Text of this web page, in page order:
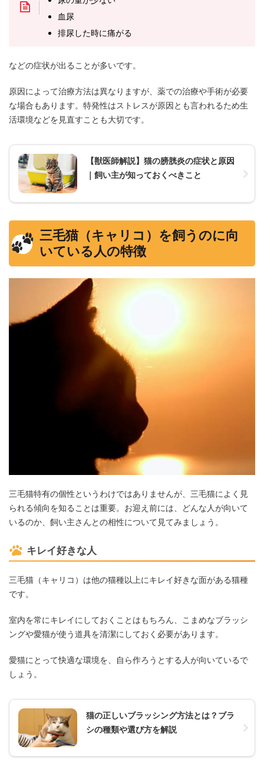
血尿
排尿した時に痛がる
などの症状が出ることが多いです。
原因によって治療方法は異なりますが、薬での治療や手術が必要
な場合もあります。特発性はストレスが原因とも言われるため生
活環境などを見直すことも大切です。
【獣医師解説】猫の膀胱炎の症状と原因
｜飼い主が知っておくべきこと
三毛猫（キャリコ）を飼うのに向
いている人の特徴
三毛猫特有の個性というわけではありませんが、三毛猫によく見
られる傾向を知ることは重要。お迎え前には、どんな人が向いて
いるのか、飼い主さんとの相性について見てみましょう。
キレイ好きな人
三毛猫（キャリコ）は他の猫種以上にキレイ好きな面がある猫種
です。
室内を常にキレイにしておくことはもちろん、こまめなブラッシ
ングや愛猫が使う道具を清潔にしておく必要があります。
愛猫にとって快適な環境を、自ら作ろうとする人が向いているで
しょう。
猫の正しいブラッシング方法とは？ブラ
シの種類や選び方を解説